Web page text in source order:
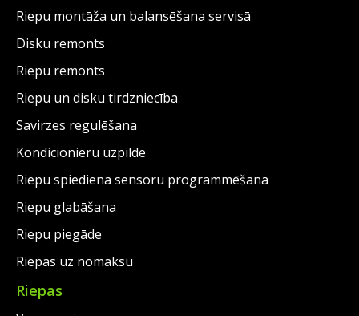
Riepu montāža un balansēšana servisā
Disku remonts
Riepu remonts
Riepu un disku tirdzniecība
Savirzes regulēšana
Kondicionieru uzpilde
Riepu spiediena sensoru programmēšana
Riepu glabāšana
Riepu piegāde
Riepas uz nomaksu
Riepas